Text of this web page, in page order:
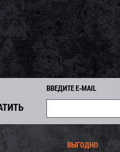
ВВЕДИТЕ E-MAIL
ВЫГОДНО